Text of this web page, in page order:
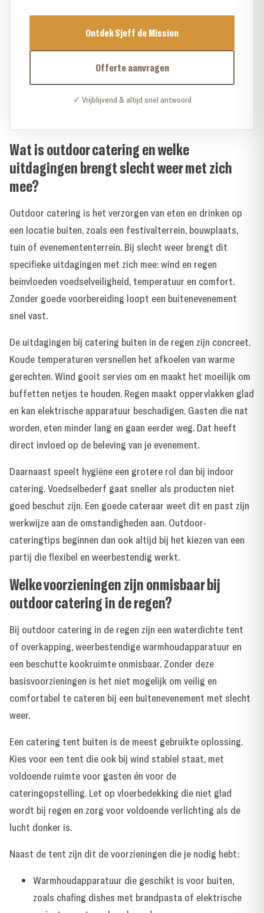
Ontdek Sjeff de Mission
Offerte aanvragen
✓ Vrijblijvend & altijd snel antwoord
Wat is outdoor catering en welke
uitdagingen brengt slecht weer met zich
mee?
Outdoor catering is het verzorgen van eten en drinken op
een locatie buiten, zoals een festivalterrein, bouwplaats,
tuin of evenemententerrein. Bij slecht weer brengt dit
specifieke uitdagingen met zich mee: wind en regen
beïnvloeden voedselveiligheid, temperatuur en comfort.
Zonder goede voorbereiding loopt een buitenevenement
snel vast.
De uitdagingen bij catering buiten in de regen zijn concreet.
Koude temperaturen versnellen het afkoelen van warme
gerechten. Wind gooit servies om en maakt het moeilijk om
buffetten netjes te houden. Regen maakt oppervlakken glad
en kan elektrische apparatuur beschadigen. Gasten die nat
worden, eten minder lang en gaan eerder weg. Dat heeft
direct invloed op de beleving van je evenement.
Daarnaast speelt hygiëne een grotere rol dan bij indoor
catering. Voedselbederf gaat sneller als producten niet
goed beschut zijn. Een goede cateraar weet dit en past zijn
werkwijze aan de omstandigheden aan. Outdoor-
cateringtips beginnen dan ook altijd bij het kiezen van een
partij die flexibel en weerbestendig werkt.
Welke voorzieningen zijn onmisbaar bij
outdoor catering in de regen?
Bij outdoor catering in de regen zijn een waterdichte tent
of overkapping, weerbestendige warmhoudapparatuur en
een beschutte kookruimte onmisbaar. Zonder deze
basisvoorzieningen is het niet mogelijk om veilig en
comfortabel te cateren bij een buitenevenement met slecht
weer.
Een catering tent buiten is de meest gebruikte oplossing.
Kies voor een tent die ook bij wind stabiel staat, met
voldoende ruimte voor gasten én voor de
cateringopstelling. Let op vloerbedekking die niet glad
wordt bij regen en zorg voor voldoende verlichting als de
lucht donker is.
Naast de tent zijn dit de voorzieningen die je nodig hebt:
Warmhoudapparatuur die geschikt is voor buiten,
zoals chafing dishes met brandpasta of elektrische